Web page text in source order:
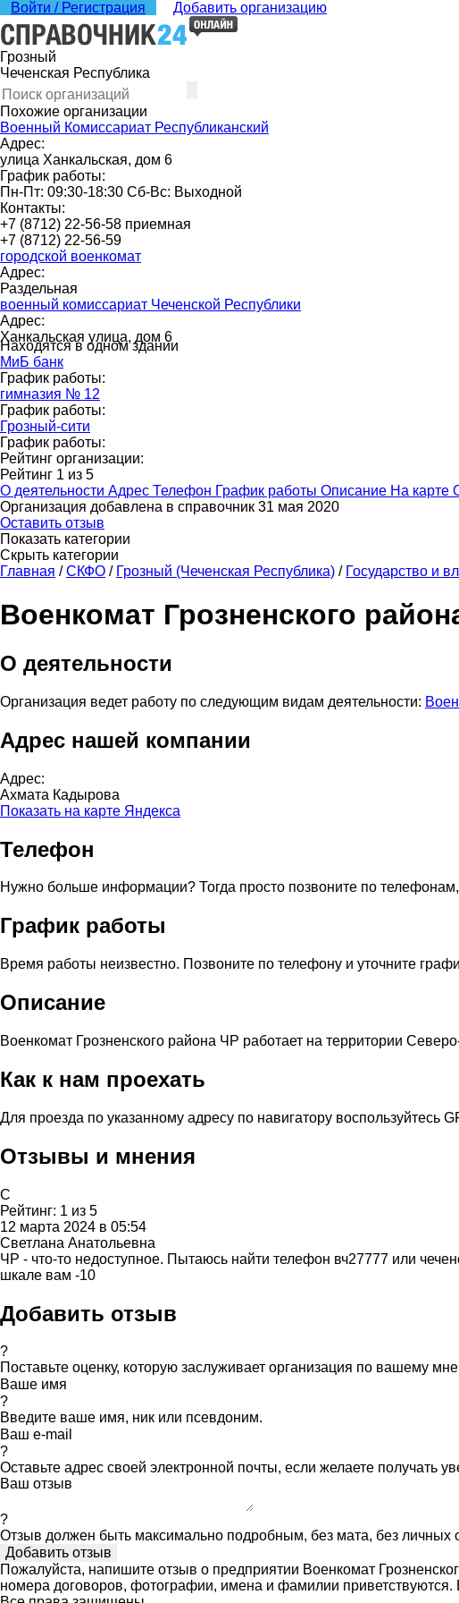
Войти / Регистрация Добавить организацию
Грозный
Чеченская Республика
Похожие организации
Военный Комиссариат Республиканский
Адрес:
улица Ханкальская, дом 6
График работы:
Пн-Пт: 09:30-18:30 Сб-Вс: Выходной
Контакты:
+7 (8712) 22-56-58 приемная
+7 (8712) 22-56-59
городской военкомат
Адрес:
Раздельная
военный комиссариат Чеченской Республики
Адрес:
Ханкальская улица, дом 6
Находятся в одном здании
МиБ банк
График работы:
гимназия № 12
График работы:
Грозный-сити
График работы:
Рейтинг организации:
Рейтинг 1 из 5
О деятельности Адрес Телефон График работы Описание На карте
Организация добавлена в справочник 31 мая 2020
Оставить отзыв
Показать категории
Скрыть категории
Главная / СКФО / Грозный (Чеченская Республика) / Государство и
Военкомат Грозненского
О деятельности
Организация ведет работу по следующим видам деятельности:
Адрес нашей компании
Адрес:
Ахмата Кадырова
Показать на карте Яндекса
Телефон
Нужно больше информации? Тогда просто позвоните по
График работы
Время работы неизвестно. Позвоните по телефону и уточните
Описание
Военкомат Грозненского района ЧР работает на территории
Как к нам проехать
Для проезда по указанному адресу по навигатору воспользуйтесь
Отзывы и мнения
С
Рейтинг: 1 из 5
12 марта 2024 в 05:54
Светлана Анатольевна
ЧР - что-то недоступное. Пытаюсь найти телефон вч27777 или
шкале вам -10
Добавить отзыв
?
Поставьте оценку, которую заслуживает организация по вашему
Ваше имя
?
Введите ваше имя, ник или псевдоним.
Ваш e-mail
?
Оставьте адрес своей электронной почты, если желаете получать
Ваш отзыв
?
Отзыв должен быть максимально подробным, без мата, без
Пожалуйста, напишите отзыв о предприятии Военкомат
номера договоров, фотографии, имена и фамилии